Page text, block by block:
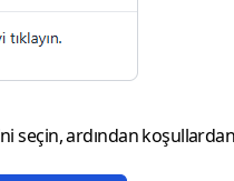
seçin, ardından